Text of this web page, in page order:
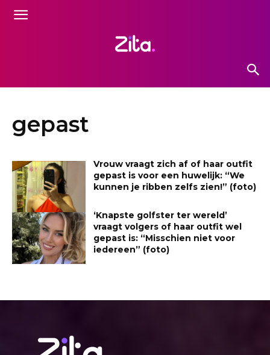
gepast
Vrouw vraagt zich af of haar outfit
gepast is voor een huwelijk: “We
kunnen je ribben zelfs zien!” (foto)
‘Knapste golfster ter wereld’
vraagt volgers of haar outfit wel
gepast is: “Misschien niet voor
iedereen” (foto)